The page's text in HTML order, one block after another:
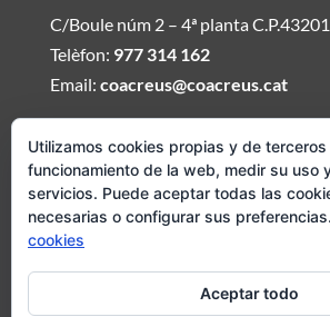
C/Boule núm 2 – 4ª planta
Telèfon: 977 314 162
Email: coacreus@coacreus.cat
Horari del Col·legi dAgents
De dilluns a divendres de 16:00h a
Si desitjeu ser atesos fora daquest envieu mail
Utilizamos cookies propias y de
funcionamiento de la web, medir su uso
servicios. Puede aceptar todas las
necesarias o configurar sus preferencias.
cookies
Aceptar todo